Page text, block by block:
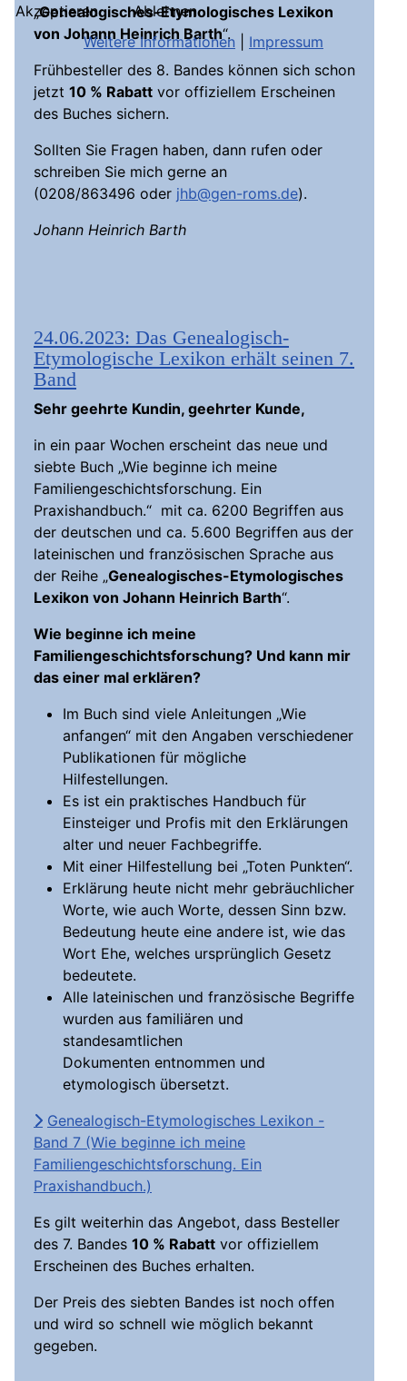
„Genealogisches-Etymologisches Lexikon
von Johann Heinrich Barth“.
Frühbesteller des 8. Bandes können sich schon
jetzt 10 % Rabatt vor offiziellem Erscheinen
des Buches sichern.
Sollten Sie Fragen haben, dann rufen oder
schreiben Sie mich gerne an
(0208/863496 oder jhb@gen-roms.de).
Johann Heinrich Barth
24.06.2023: Das Genealogisch-
Etymologische Lexikon erhält seinen 7.
Band
Sehr geehrte Kundin, geehrter Kunde,
in ein paar Wochen erscheint das neue und
siebte Buch „Wie beginne ich meine
Familiengeschichtsforschung. Ein
Praxishandbuch.“ mit ca. 6200 Begriffen aus
der deutschen und ca. 5.600 Begriffen aus der
lateinischen und französischen Sprache aus
der Reihe „Genealogisches-Etymologisches
Lexikon von Johann Heinrich Barth“.
Wie beginne ich meine
Familiengeschichtsforschung? Und kann mir
das einer mal erklären?
Im Buch sind viele Anleitungen „Wie
anfangen“ mit den Angaben verschiedener
Publikationen für mögliche
Hilfestellungen.
Es ist ein praktisches Handbuch für
Einsteiger und Profis mit den Erklärungen
alter und neuer Fachbegriffe.
Mit einer Hilfestellung bei „Toten Punkten“.
Erklärung heute nicht mehr gebräuchlicher
Worte, wie auch Worte, dessen Sinn bzw.
Bedeutung heute eine andere ist, wie das
Wort Ehe, welches ursprünglich Gesetz
bedeutete.
Alle lateinischen und französische Begriffe
wurden aus familiären und
standesamtlichen
Dokumenten entnommen und
etymologisch übersetzt.
Genealogisch-Etymologisches Lexikon -
Band 7 (Wie beginne ich meine
Familiengeschichtsforschung. Ein
Praxishandbuch.)
Es gilt weiterhin das Angebot, dass Besteller
des 7. Bandes 10 % Rabatt vor offiziellem
Erscheinen des Buches erhalten.
Der Preis des siebten Bandes ist noch offen
und wird so schnell wie möglich bekannt
gegeben.
Akzeptieren
Ablehnen
Weitere Informationen
Impressum